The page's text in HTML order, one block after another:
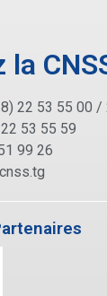
22 53 55 00 /
53 55 59
99 26